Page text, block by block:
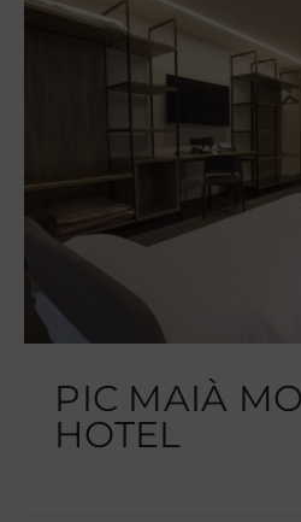
PIC MAIÀ
HOTEL